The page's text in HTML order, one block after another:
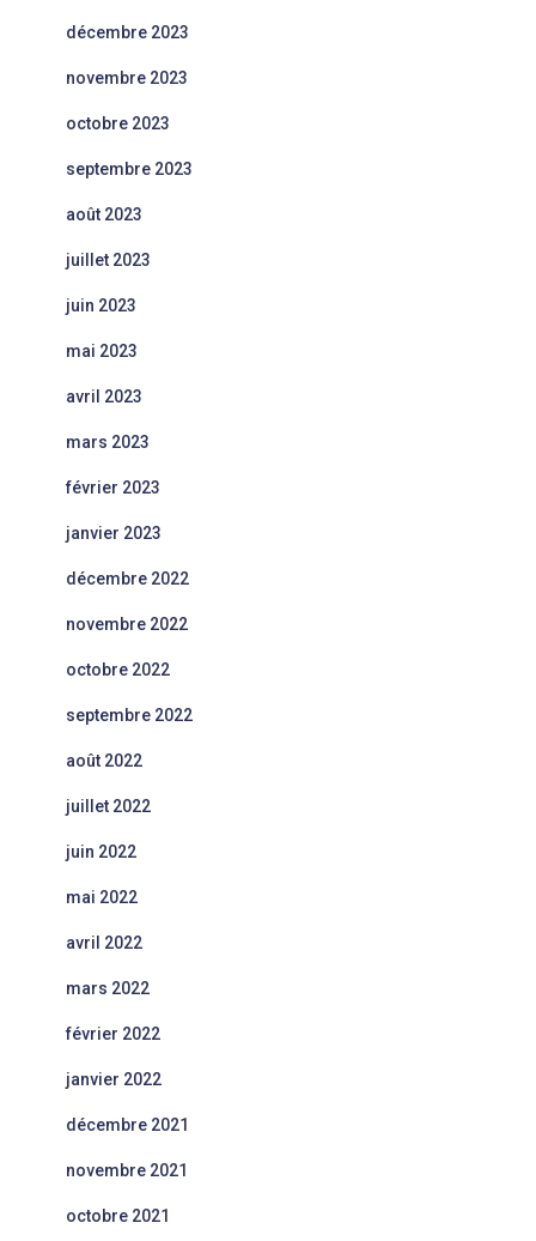
décembre 2023
novembre 2023
octobre 2023
septembre 2023
août 2023
juillet 2023
juin 2023
mai 2023
avril 2023
mars 2023
février 2023
janvier 2023
décembre 2022
novembre 2022
octobre 2022
septembre 2022
août 2022
juillet 2022
juin 2022
mai 2022
avril 2022
mars 2022
février 2022
janvier 2022
décembre 2021
novembre 2021
octobre 2021